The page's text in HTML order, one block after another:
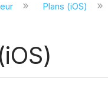
Plans (iOS)